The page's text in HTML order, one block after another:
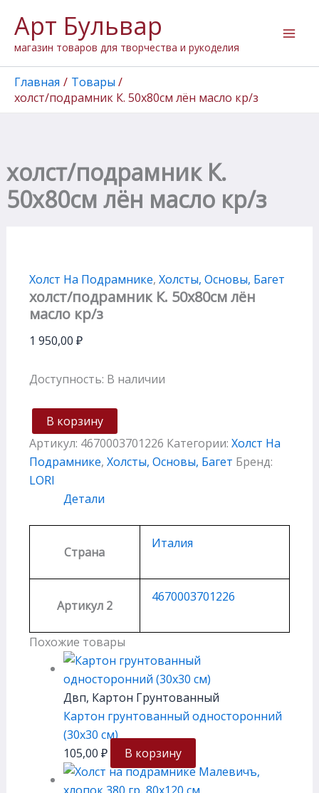
содержимому
Арт Бульвар
магазин товаров для творчества и рукоделия
Главная
Товары
холст/подрамник К. 50х80см лён масло кр/з
холст/подрамник К.
50х80см лён масло кр/з
Холст На Подрамнике, Холсты, Основы, Багет
холст/подрамник К. 50х80см лён
масло кр/з
1 950,00 ₽
Доступность: В наличии
товара
холст/
подрамник
К.
50х80см
масло
В корзину
Артикул: 4670003701226 Категории: Холст На
Подрамнике, Холсты, Основы, Багет Бренд:
LORI
Детали
Страна
Италия
Артикул 2
4670003701226
Похожие товары
Двп, Картон Грунтованный
Картон грунтованный односторонний
(30х30 см)
105,00 ₽ В корзину